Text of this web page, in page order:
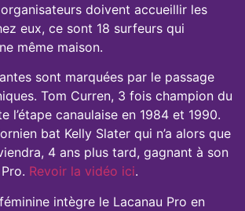
doivent accueillir les
eux, ce sont 18 surfeurs qui
même maison.
sont marquées par le passage
Tom Curren, 3 fois champion du
l’étape canaulaise en 1984 et 1990.
bat Kelly Slater qui n’a alors que
4 ans plus tard, gagnant à son
Revoir la vidéo ici.
intègre le Lacanau Pro en